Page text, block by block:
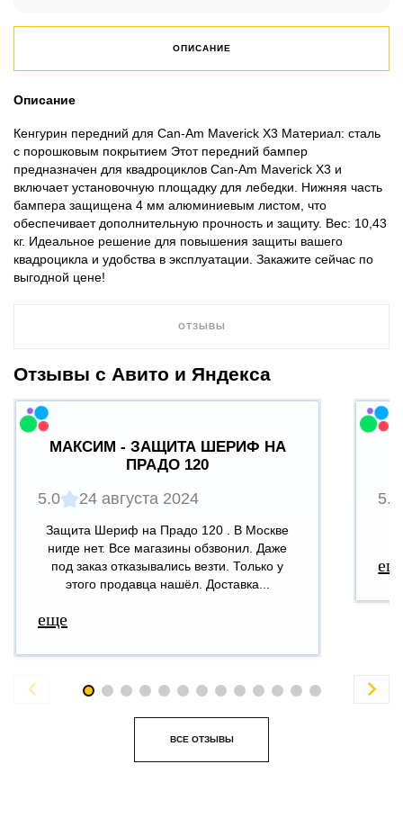
ОПИСАНИЕ
Описание
Кенгурин передний для Can-Am Maverick X3 Материал: сталь
с порошковым покрытием Этот передний бампер
предназначен для квадроциклов Can-Am Maverick X3 и
включает установочную площадку для лебедки. Нижняя часть
бампера защищена 4 мм алюминиевым листом, что
обеспечивает дополнительную прочность и защиту. Вес: 10,43
кг. Идеальное решение для повышения защиты вашего
квадроцикла и удобства в эксплуатации. Закажите сейчас по
выгодной цене!
ОТЗЫВЫ
Отзывы с Авито и Яндекса
МАКСИМ - ЗАЩИТА ШЕРИФ НА
ПРАДО 120
5.0 24 августа 2024
Защита Шериф на Прадо 120 . В Москве
нигде нет. Все магазины обзвонил. Даже
под заказ отказывались везти. Только у
этого продавца нашёл. Доставка...
еще
5.0
 
ВСЕ ОТЗЫВЫ